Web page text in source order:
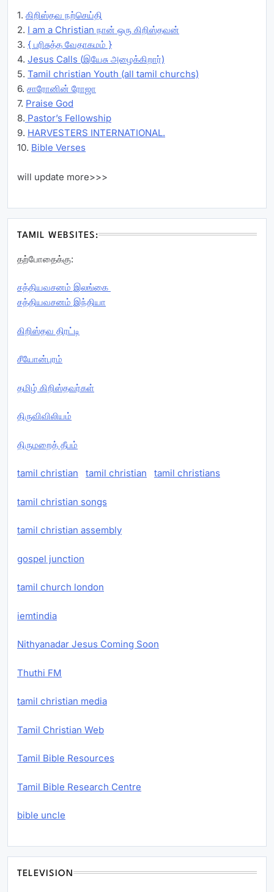
1. கிறிஸ்தவ நற்செய்தி
2. I am a Christian நான் ஒரு கிறிஸ்தவன்
3. { பரிசுத்த வேதாகமம் }
4. Jesus Calls (இயேசு அழைக்கிறார்)
5. Tamil christian Youth (all tamil churchs)
6. சாரோனின் ரோஜா
7. Praise God
8. Pastor’s Fellowship
9. HARVESTERS INTERNATIONAL.
10. Bible Verses
will update more>>>
TAMIL WEBSITES:
தற்போதைக்கு:
சத்தியவசனம் இலங்கை
சத்தியவசனம் இந்தியா
கிறிஸ்தவ திரட்டி
சீயோன்புரம்
தமிழ் கிறிஸ்தவர்கள்
திருவிவிலியம்
திருமறைத் தீபம்
tamil christian tamil christian tamil christians
tamil christian songs
tamil christian assembly
gospel junction
tamil church london
iemtindia
Nithyanadar Jesus Coming Soon
Thuthi FM
tamil christian media
Tamil Christian Web
Tamil Bible Resources
Tamil Bible Research Centre
bible uncle
TELEVISION